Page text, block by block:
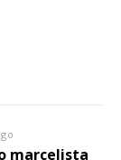
marcelista